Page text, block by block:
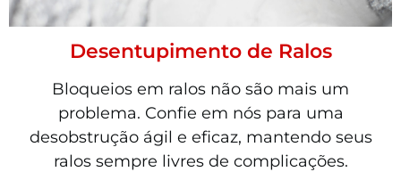
Desentupimento de Ralos
Bloqueios em ralos não são mais um
problema. Confie em nós para uma
desobstrução ágil e eficaz, mantendo seus
ralos sempre livres de complicações.